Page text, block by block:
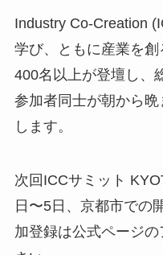
Industry Co-Creation
学び、ともに産業を
400名以上が登壇し、
参加者同士が朝から
します。
次回ICCサミット
日〜5日、京都市での
加登録は公式ページ